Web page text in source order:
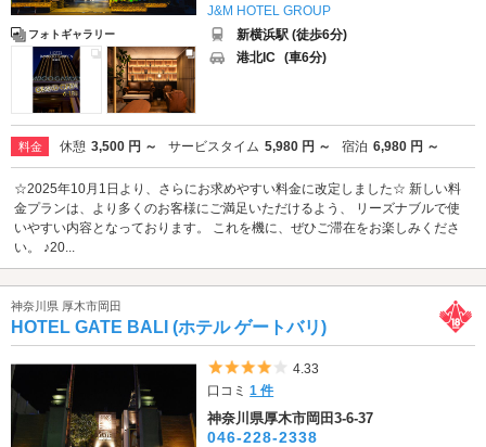
フォトギャラリー
J&M HOTEL GROUP
新横浜駅 (徒歩6分)
港北IC (車6分)
料金 休憩 3,500 円 ～ サービスタイム 5,980 円 ～ 宿泊 6,980 円 ～
☆2025年10月1日より、さらにお求めやすい料金に改定しました☆ 新しい料
金プランは、より多くのお客様にご満足いただけるよう、 リーズナブルで使
いやすい内容となっております。 これを機に、ぜひご滞在をお楽しみくださ
い。 ♪20...
神奈川県 厚木市岡田
HOTEL GATE BALI (ホテル ゲートバリ)
5つ星のうち4
4.33
口コミ1 件
神奈川県厚木市岡田3-6-37
046-228-2338